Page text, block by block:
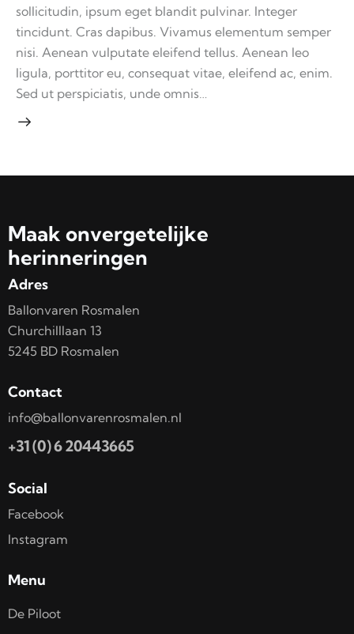
sollicitudin, ipsum eget blandit pulvinar. Integer
tincidunt. Cras dapibus. Vivamus elementum semper
nisi. Aenean vulputate eleifend tellus. Aenean leo
ligula, porttitor eu, consequat vitae, eleifend ac, enim.
Sed ut perspiciatis, unde omnis…
Maak onvergetelijke
herinneringen
Adres
Ballonvaren Rosmalen
Churchilllaan 13
5245 BD Rosmalen
Contact
info@ballonvarenrosmalen.nl
+31 (0) 6 20443665
Social
Facebook
Instagram
Menu
De Piloot